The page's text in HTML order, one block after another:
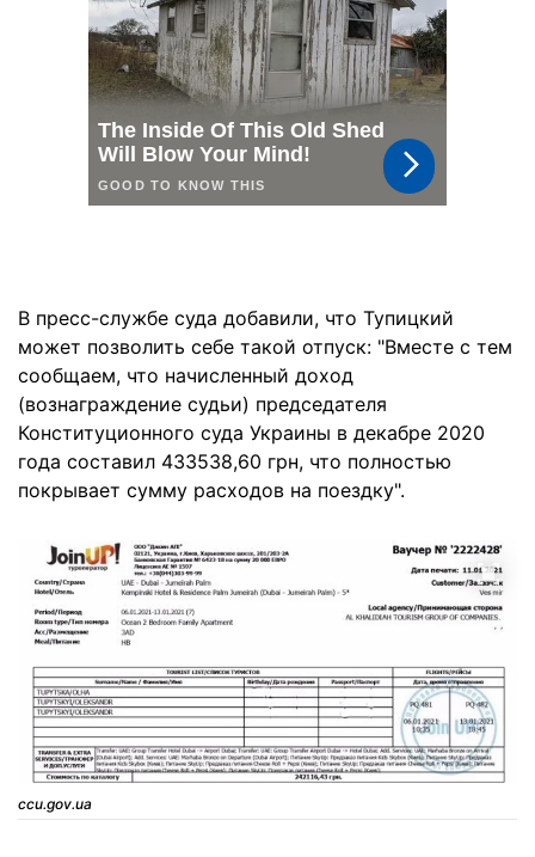
В пресс-службе суда добавили, что Тупицкий
может позволить себе такой отпуск: "Вместе с тем
сообщаем, что начисленный доход
(вознаграждение судьи) председателя
Конституционного суда Украины в декабре 2020
года составил 433538,60 грн, что полностью
покрывает сумму расходов на поездку".
ccu.gov.ua